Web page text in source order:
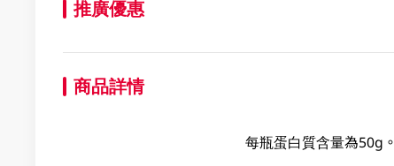
推廣優惠
商品詳情
每瓶蛋白質含量為50g。